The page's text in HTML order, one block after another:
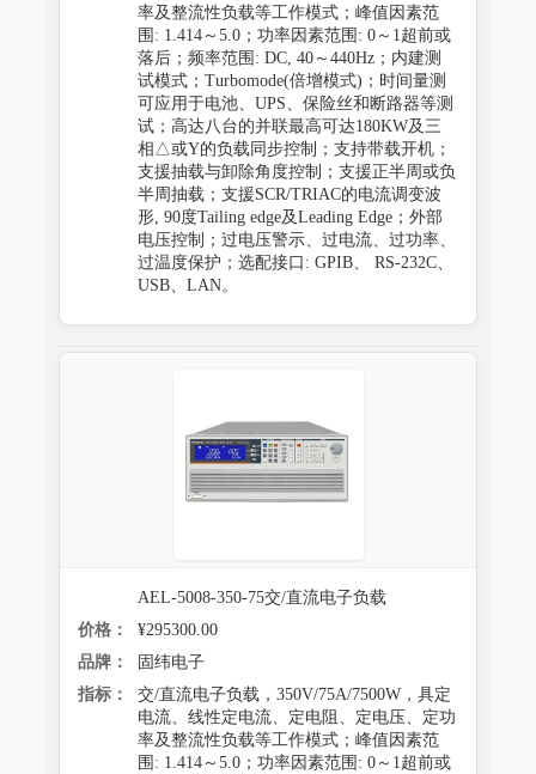
率及整流性负载等工作模式；峰值因素范
围: 1.414～5.0；功率因素范围: 0～1超前或
落后；频率范围: DC, 40～440Hz；内建测
试模式；Turbomode(倍增模式)；时间量测
可应用于电池、UPS、保险丝和断路器等测
试；高达八台的并联最高可达180KW及三
相△或Y的负载同步控制；支持带载开机；
支援抽载与卸除角度控制；支援正半周或负
半周抽载；支援SCR/TRIAC的电流调变波
形, 90度Tailing edge及Leading Edge；外部
电压控制；过电压警示、过电流、过功率、
过温度保护；选配接口: GPIB、 RS-232C、
USB、LAN。
AEL-5008-350-75交/直流电子负载
价格：
¥295300.00
品牌：
固纬电子
指标：
交/直流电子负载，350V/75A/7500W，具定
电流、线性定电流、定电阻、定电压、定功
率及整流性负载等工作模式；峰值因素范
围: 1.414～5.0；功率因素范围: 0～1超前或